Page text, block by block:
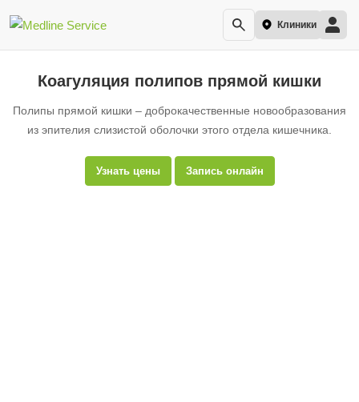
Клиники
Коагуляция полипов прямой кишки
Полипы прямой кишки – доброкачественные новообразования
из эпителия слизистой оболочки этого отдела кишечника.
Узнать цены Запись онлайн